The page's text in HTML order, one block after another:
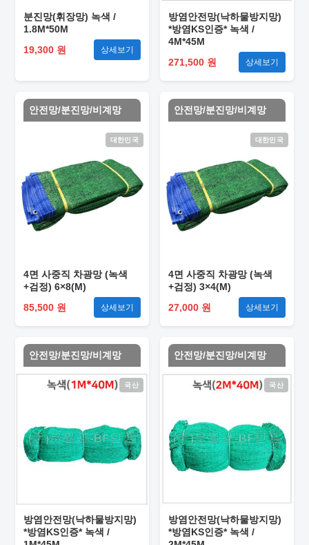
분진망(휘장망) 녹색 /
1.8M*50M
19,300 원
상세보기
방염안전망(낙하물방지망)
*방염KS인증* 녹색 /
4M*45M
271,500 원
상세보기
안전망/분진망/비계망
대한민국
4면 사중직 차광망 (녹색
+검정) 6×8(M)
85,500 원
상세보기
안전망/분진망/비계망
대한민국
4면 사중직 차광망 (녹색
+검정) 3×4(M)
27,000 원
상세보기
안전망/분진망/비계망
국산
방염안전망(낙하물방지망)
*방염KS인증* 녹색 /
안전망/분진망/비계망
국산
방염안전망(낙하물방지망)
*방염KS인증* 녹색 /